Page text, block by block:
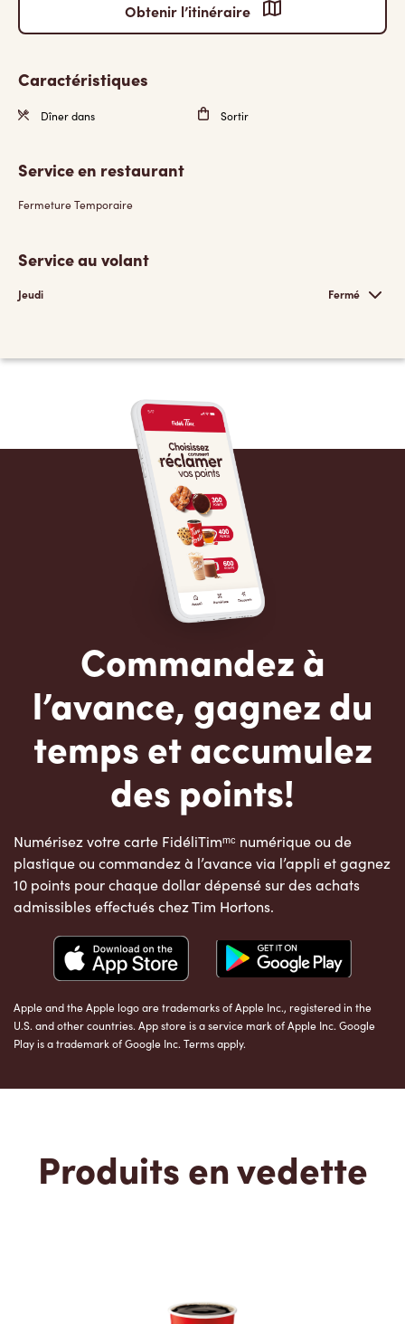
Obtenir l’itinéraire
Caractéristiques
Dîner dans Sortir
Service en restaurant
Fermeture Temporaire
Service au volant
Jeudi Fermé
Commandez à
l’avance, gagnez du
temps et accumulez
des points!
Numérisez votre carte FidéliTimᵐᶜ numérique ou de
plastique ou commandez à l’avance via l’appli et gagnez
10 points pour chaque dollar dépensé sur des achats
admissibles effectués chez Tim Hortons.
Apple and the Apple logo are trademarks of Apple Inc., registered in the
U.S. and other countries. App store is a service mark of Apple Inc. Google
Play is a trademark of Google Inc. Terms apply.
Produits en vedette